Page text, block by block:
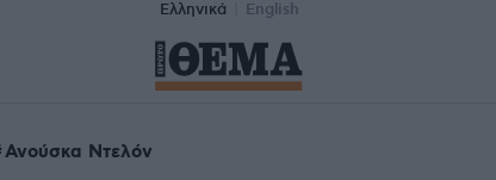
Ελληνικά English
Ανούσκα Ντελόν